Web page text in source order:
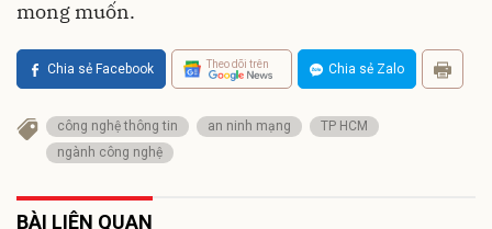
mong muốn.
Chia sẻ Facebook Theo dõi trên Chia sẻ Zalo
công nghệ thông tin an ninh mạng
TP HCM
ngành công nghệ
BÀI LIÊN QUAN